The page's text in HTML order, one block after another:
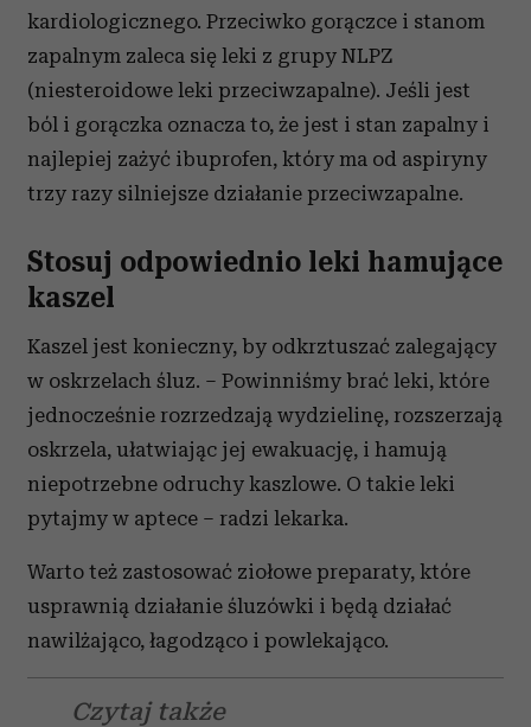
kardiologicznego. Przeciwko gorączce i stanom
zapalnym zaleca się leki z grupy NLPZ
(niesteroidowe leki przeciwzapalne). Jeśli jest
ból i gorączka oznacza to, że jest i stan zapalny i
najlepiej zażyć ibuprofen, który ma od aspiryny
trzy razy silniejsze działanie przeciwzapalne.
Stosuj odpowiednio leki hamujące
kaszel
Kaszel jest konieczny, by odkrztuszać zalegający
w oskrzelach śluz. – Powinniśmy brać leki, które
jednocześnie rozrzedzają wydzielinę, rozszerzają
oskrzela, ułatwiając jej ewakuację, i hamują
niepotrzebne odruchy kaszlowe. O takie leki
pytajmy w aptece – radzi lekarka.
Warto też zastosować ziołowe preparaty, które
usprawnią działanie śluzówki i będą działać
nawilżająco, łagodząco i powlekająco.
Czytaj także